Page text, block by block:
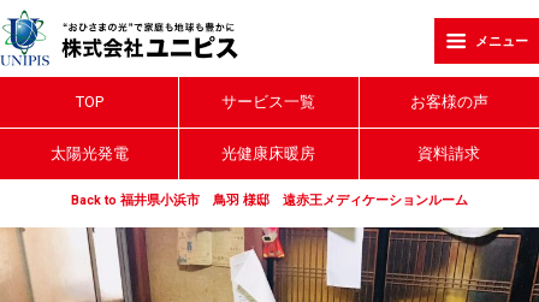
メニュー
TOP サービス一覧 お客様の声
太陽光発電 光健康床暖房 資料請求
Back to 福井県小浜市 鳥羽 様邸 遠赤王メディケーションルーム